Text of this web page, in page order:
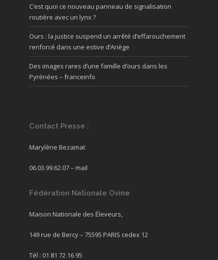
C’est quoi ce nouveau panneau de signalisation
routière avec un lynx ?
Ours : la justice suspend un arrêté d’effarouchement
renforcé dans une estive d’Ariège
Des images rares d’une famille d’ours dans les
Pyrénées – franceinfo
Contact Presse :
Marylène Bezamat
06.03.99.62.07 – mail
Fédération Nationale Ovine
Maison Nationale des Éleveurs,
149 rue de Bercy – 75595 PARIS cedex 12
Tél : 01 81 72 16 95